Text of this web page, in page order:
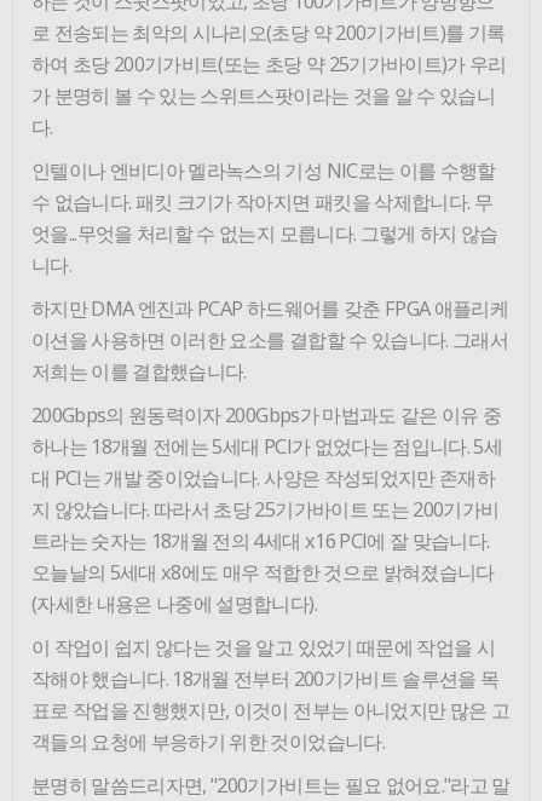
로 전송되는 최악의 시나리오(초당 약 200기가비트)를 기록
하여 초당 200기가비트(또는 초당 약 25기가바이트)가 우리
가 분명히 볼 수 있는 스위트스팟이라는 것을 알 수 있습니
다.
인텔이나 엔비디아 멜라녹스의 기성 NIC로는 이를 수행할
수 없습니다. 패킷 크기가 작아지면 패킷을 삭제합니다. 무
엇을...무엇을 처리할 수 없는지 모릅니다. 그렇게 하지 않습
니다.
하지만 DMA 엔진과 PCAP 하드웨어를 갖춘 FPGA 애플리케
이션을 사용하면 이러한 요소를 결합할 수 있습니다. 그래서
저희는 이를 결합했습니다.
200Gbps의 원동력이자 200Gbps가 마법과도 같은 이유 중
하나는 18개월 전에는 5세대 PCI가 없었다는 점입니다. 5세
대 PCI는 개발 중이었습니다. 사양은 작성되었지만 존재하
지 않았습니다. 따라서 초당 25기가바이트 또는 200기가비
트라는 숫자는 18개월 전의 4세대 x16 PCI에 잘 맞습니다.
오늘날의 5세대 x8에도 매우 적합한 것으로 밝혀졌습니다
(자세한 내용은 나중에 설명합니다).
이 작업이 쉽지 않다는 것을 알고 있었기 때문에 작업을 시
작해야 했습니다. 18개월 전부터 200기가비트 솔루션을 목
표로 작업을 진행했지만, 이것이 전부는 아니었지만 많은 고
객들의 요청에 부응하기 위한 것이었습니다.
분명히 말씀드리자면, "200기가비트는 필요 없어요."라고 말